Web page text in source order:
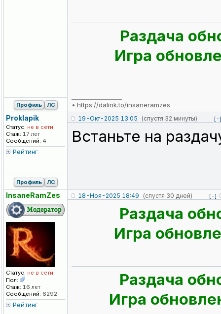
Раздача
Игра
• https://dalink.to/insaneramzes
Профиль ЛС
Proklapik
Статус: не в сети
Стаж: 17 лет
Сообщений: 4
Рейтинг
19-Окт-2025 13:05 (спустя 32 минуты) [-
Встаньте на
Профиль ЛС
InsaneRamZes
Статус: не в сети
Пол:
Стаж: 16 лет
Сообщений: 6292
Рейтинг
18-Ноя-2025 18:49 (спустя 30 дней) [-]
Раздача
Игра
Раздача
Игра